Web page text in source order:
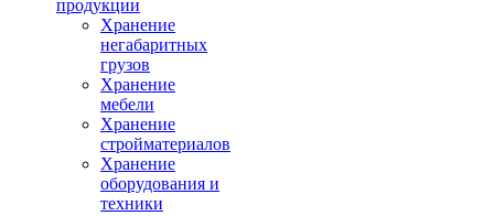
продукции
Хранение
негабаритных
грузов
Хранение
мебели
Хранение
стройматериалов
Хранение
оборудования и
техники